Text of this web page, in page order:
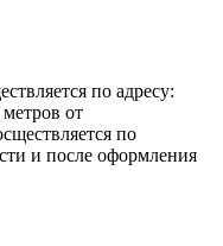
по адресу:
от
по
и после оформления